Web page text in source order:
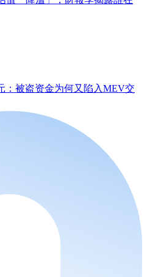
：被盗资金为何又陷入MEV交